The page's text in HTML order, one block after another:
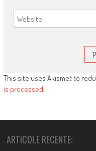
This site uses Akismet to
is processed.
ARTICOLE RECENTE: